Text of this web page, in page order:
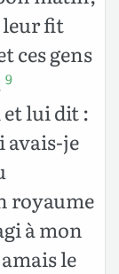
leur fit
ces gens
9
lui dit :
avais-je
royaume
à mon
le